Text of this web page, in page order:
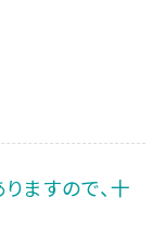
ますので、十